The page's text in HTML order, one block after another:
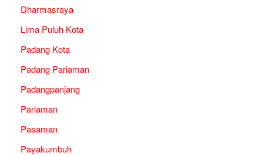
Dharmasraya
Lima Puluh Kota
Padang Kota
Padang Pariaman
Padangpanjang
Pariaman
Pasaman
Payakumbuh